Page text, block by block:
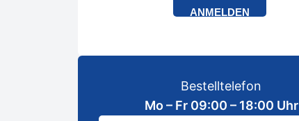
ANMELDEN
Bestelltelefon
Mo – Fr 09:00 – 18:00 Uhr